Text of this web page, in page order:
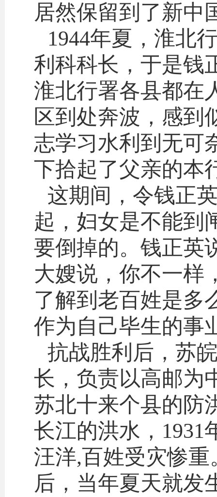
居然保留到了新中
1944年夏，淮北
利科科长，于是钱
淮北行署各县都在
区到处奔波，感到
志学习水利到无可
下拾起了父亲的本
这期间，令钱正
起，妇女是不能到
要倒掉的。钱正英
大嫂说，你不一样
了解到老百姓是多
作为自己毕生的事
抗战胜利后，苏
长，负责以高邮为
苏北十来个县的防
长江的洪水，1931
汪洋,百姓受灾惨
后，当年夏天就发